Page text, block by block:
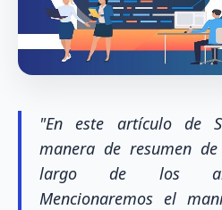
"En este artículo de
manera de resumen
largo de los
Mencionaremos el